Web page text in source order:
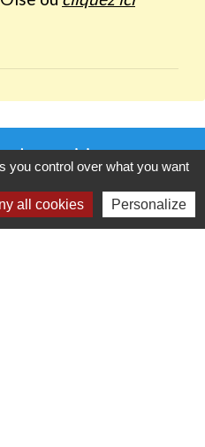
mairie
Boutillier
you control over what you want
all cookies Personalize